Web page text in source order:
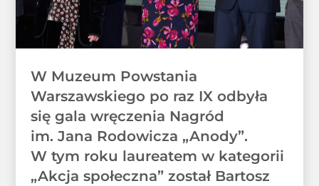
W Muzeum Powstania
Warszawskiego po raz IX odbyła
się gala wręczenia Nagród
im. Jana Rodowicza „Anody”.
W tym roku laureatem w kategorii
„Akcja społeczna” został Bartosz